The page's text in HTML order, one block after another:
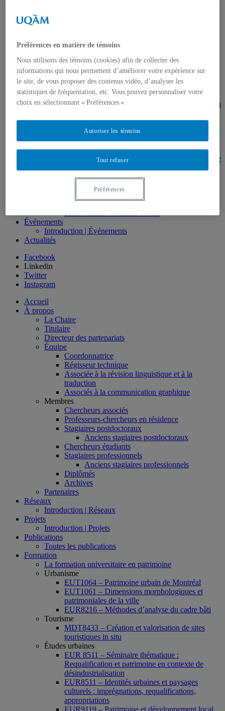
Direction de thèses et de mémoires
Stages
Archives
MDT8001 – Épistémologie des études
touristiques
MDT8101 – Culture et tourisme
MSL9005 – La patrimonialisation
EUR7102 – Dimensions sociales et culturelles du
EUR8216 – Méthodes d’analyse du cadre bâti
EUR8460 – Patrimoine et requalification des
espaces urbains
EUR8511 – Patrimoine et développement local
EUT1065 – Gestion et valorisation du patrimoine
Séminaire d’exploration en études urbaines –
Patrimonialisation et représentations
Séminaire Patrimonialisation et représentations
Événements
Introduction | Événements
Actualités
Facebook
Linkedin
Twitter
Instagram
Accueil
À propos
La Chaire
Titulaire
Directeur des partenariats
Équipe
Coordonnatrice
Régisseur technique
Associée à la révision linguistique et à la
traduction
Associés à la communication graphique
Membres
Chercheurs associés
Professeurs-chercheurs en résidence
Stagiaires postdoctoraux
Anciens stagiaires postdoctoraux
Chercheurs étudiants
Stagiaires professionnels
Anciens stagiaires professionnels
Diplômés
Archives
Partenaires
Réseaux
Introduction | Réseaux
Projets
Introduction | Projets
Publications
Toutes les publications
Formation
La formation universitaire en patrimoine
Urbanisme
EUT1064 – Patrimoine urbain de Montréal
EUT1061 – Dimensions morphologiques et
patrimoniales de la ville
EUR8216 – Méthodes d’analyse du cadre bâti
Tourisme
MDT8433 – Création et valorisation de sites
touristiques in situ
Études urbaines
EUR 8511 – Séminaire thématique :
Requalification et patrimoine en contexte de
désindustrialisation
EUR8511 – Identités urbaines et paysages
culturels : imprégnations, requalifications,
appropriations
EUR9119 – Patrimoine et développement local
Préférences en matière de témoins
Nous utilisons des témoins (cookies) afin de collecter des
informations qui nous permettent d’améliorer votre expérience sur
le site, de vous proposer des contenus vidéo, d’analyser les
statistiques de fréquentation, etc. Vous pouvez personnaliser votre
choix en sélectionnant « Préférences ».
Tout refuser
Autoriser les témoins
Préférences